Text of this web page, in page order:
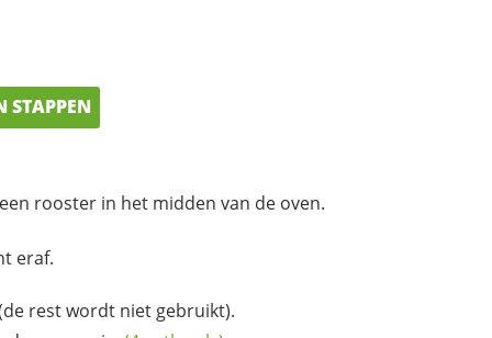
STAPPEN
rooster in het midden van de oven.
eraf.
rest wordt niet gebruikt).